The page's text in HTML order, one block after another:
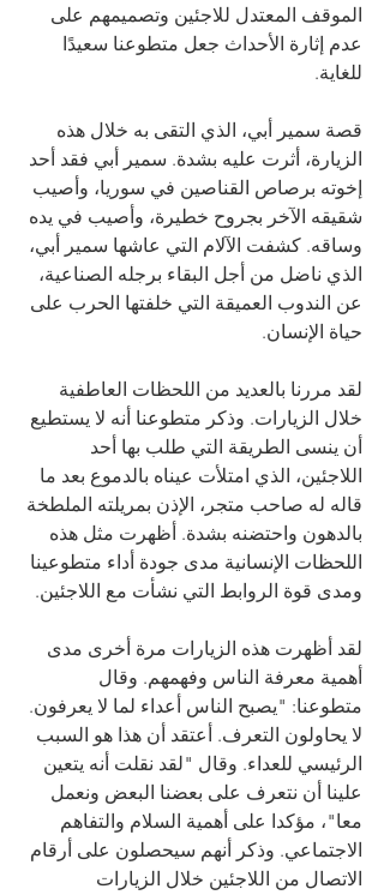
الموقف المعتدل للاجئين وتصميمهم على
عدم إثارة الأحداث جعل متطوعنا سعيدًا
للغاية.
قصة سمير أبي، الذي التقى به خلال هذه
الزيارة، أثرت عليه بشدة. سمير أبي فقد أحد
إخوته برصاص القناصين في سوريا، وأصيب
شقيقه الآخر بجروح خطيرة، وأصيب في يده
وساقه. كشفت الآلام التي عاشها سمير أبي،
الذي ناضل من أجل البقاء برجله الصناعية،
عن الندوب العميقة التي خلفتها الحرب على
حياة الإنسان.
لقد مررنا بالعديد من اللحظات العاطفية
خلال الزيارات. وذكر متطوعنا أنه لا يستطيع
أن ينسى الطريقة التي طلب بها أحد
اللاجئين، الذي امتلأت عيناه بالدموع بعد ما
قاله له صاحب متجر، الإذن بمريلته الملطخة
بالدهون واحتضنه بشدة. أظهرت مثل هذه
اللحظات الإنسانية مدى جودة أداء متطوعينا
ومدى قوة الروابط التي نشأت مع اللاجئين.
لقد أظهرت هذه الزيارات مرة أخرى مدى
أهمية معرفة الناس وفهمهم. وقال
متطوعنا: "يصبح الناس أعداء لما لا يعرفون.
لا يحاولون التعرف. أعتقد أن هذا هو السبب
الرئيسي للعداء. وقال "لقد نقلت أنه يتعين
علينا أن نتعرف على بعضنا البعض ونعمل
معا"، مؤكدا على أهمية السلام والتفاهم
الاجتماعي. وذكر أنهم سيحصلون على أرقام
الاتصال من اللاجئين خلال الزيارات